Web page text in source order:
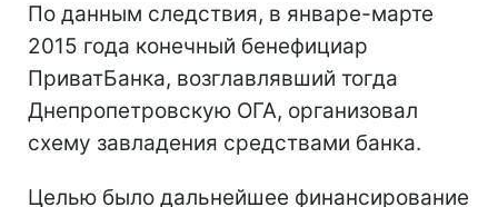
По данным следствия, в январе-марте
2015 года конечный бенефициар
ПриватБанка, возглавлявший тогда
Днепропетровскую ОГА, организовал
схему завладения средствами банка.
Целью было дальнейшее финансирование